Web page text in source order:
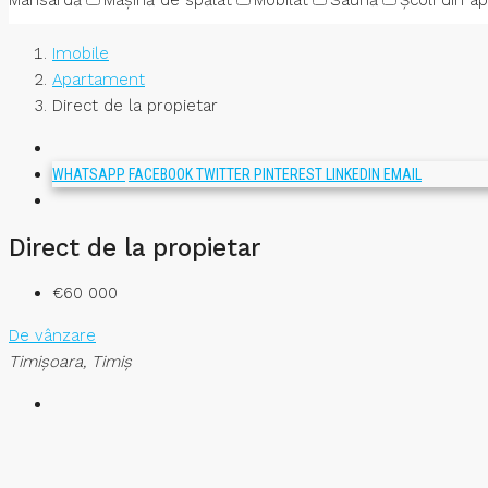
Imobile
Apartament
Direct de la propietar
WHATSAPP FACEBOOKTWITTER PINTEREST LINKEDIN EMAIL
Direct de la propietar
€60 000
De vânzare
Timişoara, Timiș